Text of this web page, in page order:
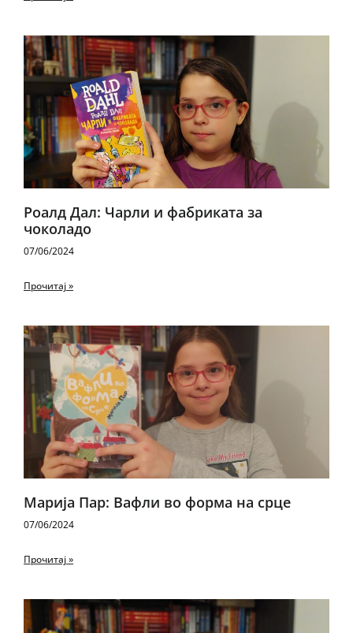
Роалд Дал: Чарли и фабриката за
чоколадо
07/06/2024
Прочитај »
Марија Пар: Вафли во форма на срце
07/06/2024
Прочитај »